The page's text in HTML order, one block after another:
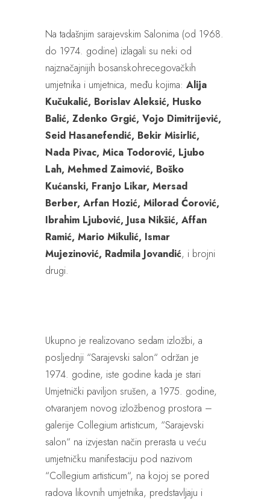
Na tadašnjim sarajevskim Salonima (od 1968.
do 1974. godine) izlagali su neki od
najznačajnijih bosanskohrecegovačkih
umjetnika i umjetnica, među kojima: Alija
Kučukalić, Borislav Aleksić, Husko
Balić, Zdenko Grgić, Vojo Dimitrijević,
Seid Hasanefendić, Bekir Misirlić,
Nada Pivac, Mica Todorović, Ljubo
Lah, Mehmed Zaimović, Boško
Kućanski, Franjo Likar, Mersad
Berber, Arfan Hozić, Milorad Ćorović,
Ibrahim Ljubović, Jusa Nikšić, Affan
Ramić, Mario Mikulić, Ismar
Mujezinović, Radmila Jovandić, i brojni
drugi.
Ukupno je realizovano sedam izložbi, a
posljednji “Sarajevski salon“ održan je
1974. godine, iste godine kada je stari
Umjetnički paviljon srušen, a 1975. godine,
otvaranjem novog izložbenog prostora –
galerije Collegium artisticum, “Sarajevski
salon“ na izvjestan način prerasta u veću
umjetničku manifestaciju pod nazivom
“Collegium artisticum“, na kojoj se pored
radova likovnih umjetnika, predstavljaju i